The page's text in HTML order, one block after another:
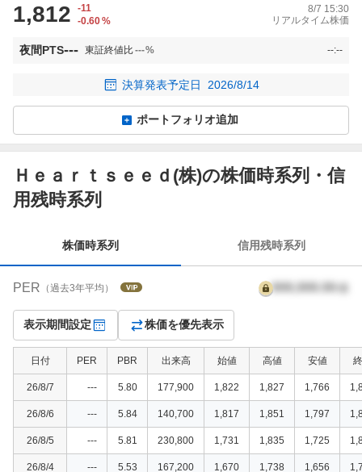
1,812
-11
-0.60%
8/7 15:30
リアルタイム株価
夜間PTS--- 東証終値比---% --:--
決算発表予定日 2026/8/14
ポートフォリオ追加
Ｈｅａｒｔｓｅｅｄ(株)の株価時系列・信
用残時系列
価
列
株価時系列 信用残時系列
PER （過去3年平均） 999,999.99
表示期間設定 株価を優先表示
日付 PER PBR 出来高 始値 高値 安値
26/8/7 --- 5.80 177,900 1,822 1,827 1,766
26/8/6 --- 5.84 140,700 1,817 1,851 1,797
26/8/5 --- 5.81 230,800 1,731 1,835 1,725
26/8/4 --- 5.53 167,200 1,670 1,738 1,656